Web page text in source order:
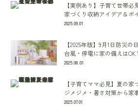
【実例あり】子育て世帯
家づくり収納アイデア＆ポ
2025.09.01
【2025年版】9月1日防災
台風・停電に家の備えはOK
2025.08.01
【子育てママ必見】夏の家
ジメジメ・暑さ対策から家
2025.07.01